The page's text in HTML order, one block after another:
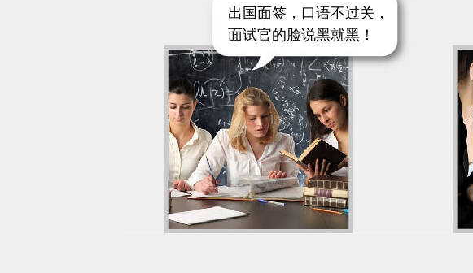
出国面签，口语不过关，
面试官的脸说黑就黑！